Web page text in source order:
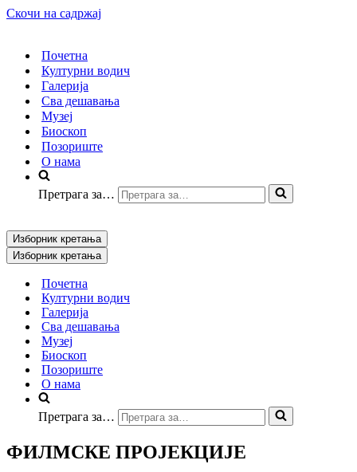
Скочи на садржај
Почетна
Културни водич
Галерија
Сва дешавања
Музеј
Биоскоп
Позориште
О нама
Претрага за…
Изборник кретања
Изборник кретања
Почетна
Културни водич
Галерија
Сва дешавања
Музеј
Биоскоп
Позориште
О нама
Претрага за…
ФИЛМСКЕ ПРОЈЕКЦИЈЕ